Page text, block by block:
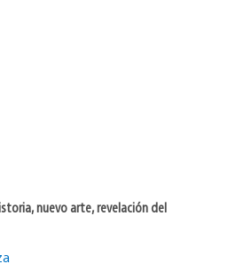
nuevo arte, revelación del